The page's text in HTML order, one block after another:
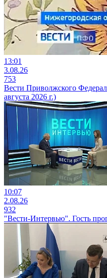
13:01
3.08.26
753
Вести Приволжского
августа 2026 г.)
10:07
2.08.26
932
"Вести-Интервью". Гость